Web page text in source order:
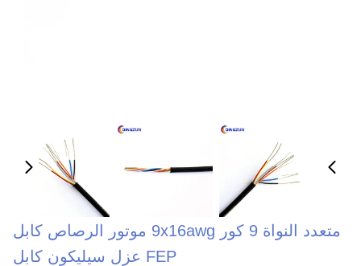
متعدد النواة 9 كور 9x16awg موتور الرصاص كابل
FEP عزل سيليكون كابل